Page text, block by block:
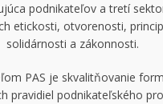
podnikateľov a tretí
etickosti, otvorenosti,
solidárnosti a zákonnosti.
PAS je skvalitňovanie
pravidiel podnikateľského